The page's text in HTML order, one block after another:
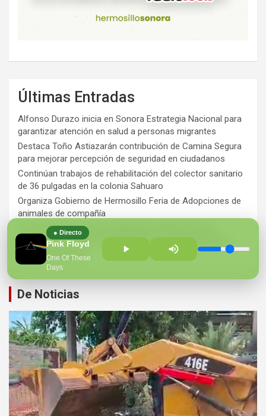
● Directo
Pink Floyd
One Of These
Days
Últimas Entradas
Alfonso Durazo inicia en Sonora Estrategia Nacional para
garantizar atención en salud a personas migrantes
Destaca Toño Astiazarán contribución de Camina Segura
para mejorar percepción de seguridad en ciudadanos
Continúan trabajos de rehabilitación del colector sanitario
de 36 pulgadas en la colonia Sahuaro
Organiza Gobierno de Hermosillo Feria de Adopciones de
animales de compañía
Ts ra12 años de espera, habitantes del Río Sonora
agradecen a Durazo y Sheinbaum por construcción de
Hospital Regional
De Noticias